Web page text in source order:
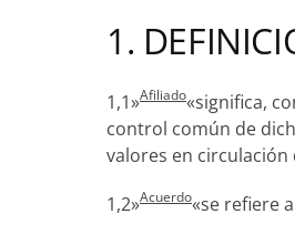
1.
1,1»Afiliado«significa,
control común de
valores en
1,2»Acuerdo«se refiere